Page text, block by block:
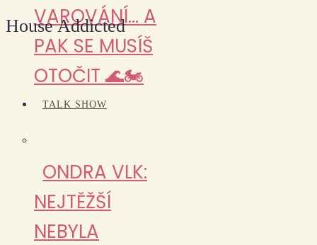
VAROVÁNÍ… A
PAK SE MUSÍŠ
OTOČIT 🌊🏍️
TALK SHOW
ONDRA VLK:
NEJTĚŽŠÍ
NEBYLA
House Addicted